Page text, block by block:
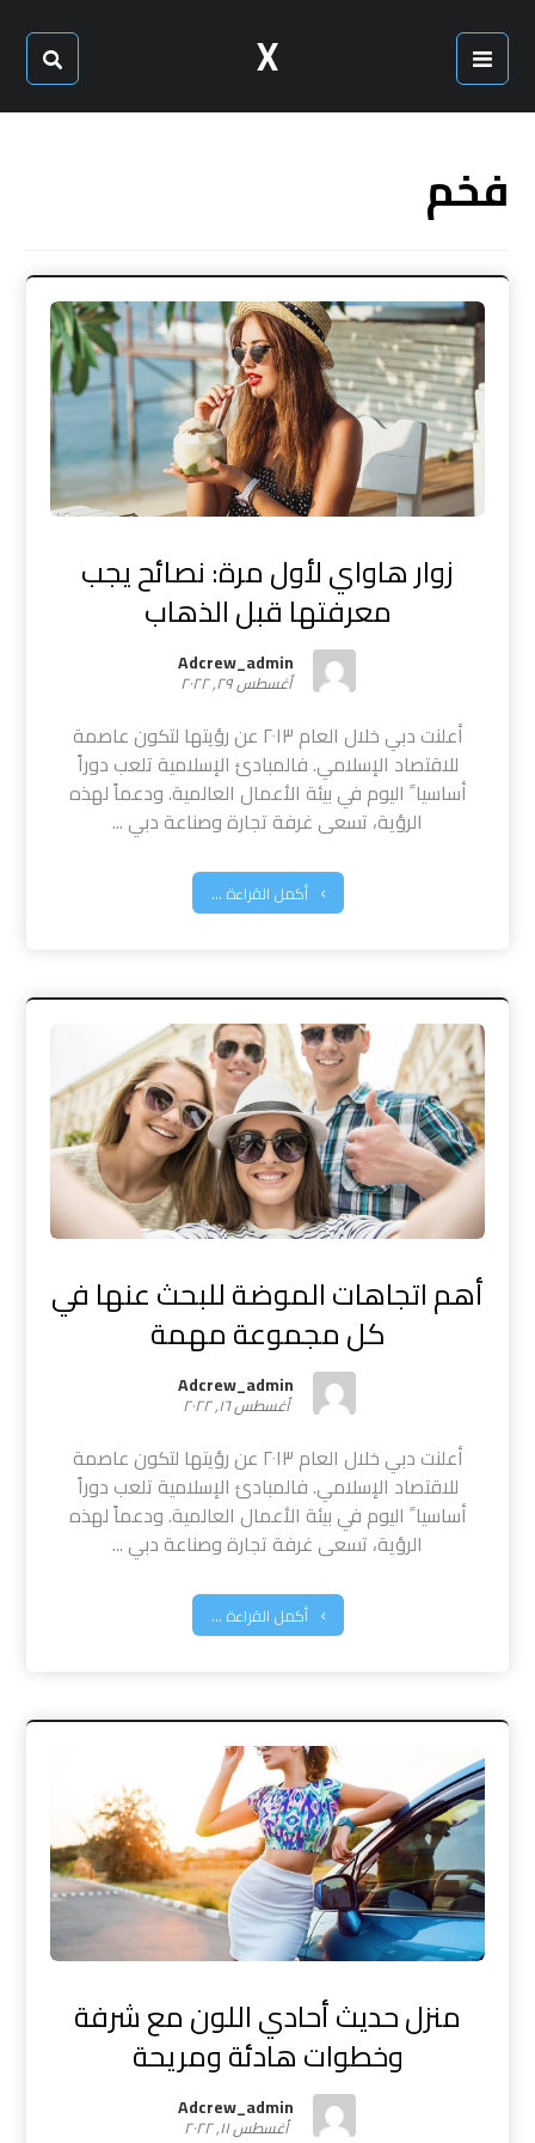
X
فخم
زوار هاواي لأول مرة: نصائح يجب
معرفتها قبل الذهاب
Adcrew_admin
أغسطس ٢٩, ٢٠٢٢
أعلنت دبي خلال العام ٢٠١٣ عن رؤيتها لتكون عاصمة
للاقتصاد الإسلامي. فالمبادئ الإسلامية تلعب دوراً
أساسيا ً اليوم في بيئة الأعمال العالمية. ودعماً لهذه
الرؤية، تسعى غرفة تجارة وصناعة دبي ...
أكمل القراءة ...
أهم اتجاهات الموضة للبحث عنها في
كل مجموعة مهمة
Adcrew_admin
أغسطس ١٦, ٢٠٢٢
أعلنت دبي خلال العام ٢٠١٣ عن رؤيتها لتكون عاصمة
للاقتصاد الإسلامي. فالمبادئ الإسلامية تلعب دوراً
أساسيا ً اليوم في بيئة الأعمال العالمية. ودعماً لهذه
الرؤية، تسعى غرفة تجارة وصناعة دبي ...
أكمل القراءة ...
منزل حديث أحادي اللون مع شرفة
وخطوات هادئة ومريحة
Adcrew_admin
أغسطس ١١, ٢٠٢٢